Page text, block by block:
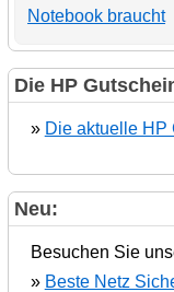
Notebook braucht
Die HP
» Die aktuelle HP
Neu:
Besuchen Sie
» Beste Netz